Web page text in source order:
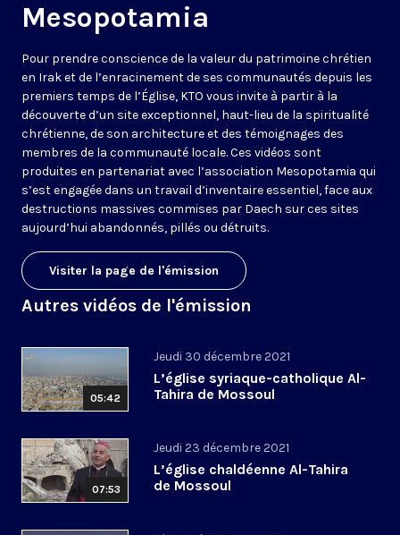
Mesopotamia
Pour prendre conscience de la valeur du patrimoine chrétien
en Irak et de l’enracinement de ses communautés depuis les
premiers temps de l’Église, KTO vous invite à partir à la
découverte d’un site exceptionnel, haut-lieu de la spiritualité
chrétienne, de son architecture et des témoignages des
membres de la communauté locale. Ces vidéos sont
produites en partenariat avec l’association Mesopotamia qui
s’est engagée dans un travail d’inventaire essentiel, face aux
destructions massives commises par Daech sur ces sites
aujourd’hui abandonnés, pillés ou détruits.
Visiter la page de l'émission
Autres vidéos de l'émission
05:42
Jeudi 30 décembre 2021
L’église syriaque-catholique Al-
Tahira de Mossoul
07:53
Jeudi 23 décembre 2021
L’église chaldéenne Al-Tahira
de Mossoul